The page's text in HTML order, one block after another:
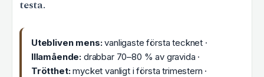
testa.
Utebliven mens:vanligaste första tecknet ·
Illamående: drabbar 70–80 % av gravida ·
Trötthet:mycket vanligt i första trimestern ·